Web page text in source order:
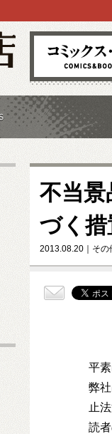
コミックス
不当景
づく
2013.08.20 その
平
弊
止
読